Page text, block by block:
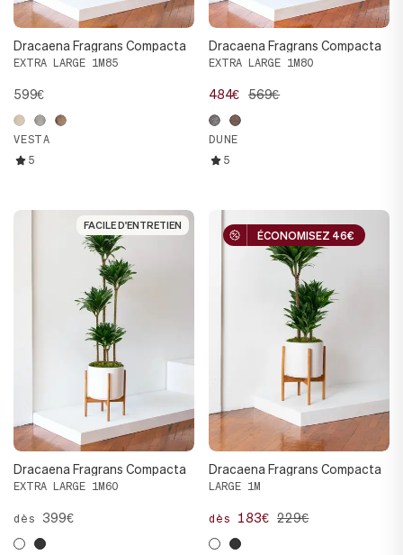
Dracaena Fragrans Compacta
EXTRA LARGE 1M85
599€
VESTA
5
Dracaena Fragrans Compacta
EXTRA LARGE 1M80
484€ 569€
DUNE
5
FACILE D'ENTRETIEN
FACILE D'ENTRETIEN
Dracaena Fragrans Compacta
EXTRA LARGE 1M60
dès399€
ÉCONOMISEZ 46€
ÉCONOMISEZ 46€
Dracaena Fragrans Compacta
LARGE 1M
dès 183€229€